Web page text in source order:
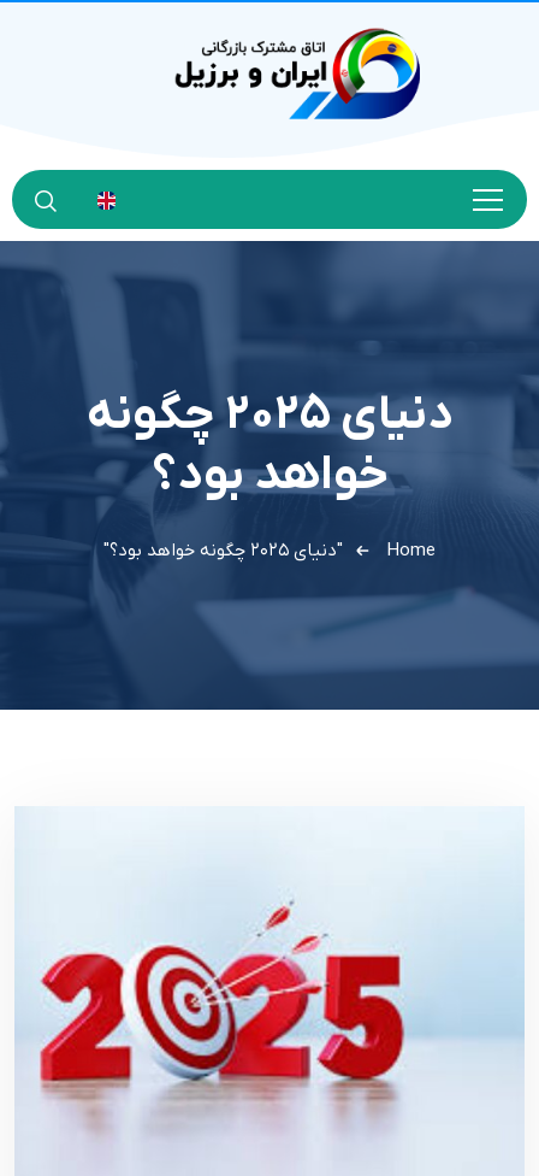
دنیای ۲۰۲۵ چگونه
خواهد بود؟
Home "دنیای ۲۰۲۵ چگونه خواهد بود؟"